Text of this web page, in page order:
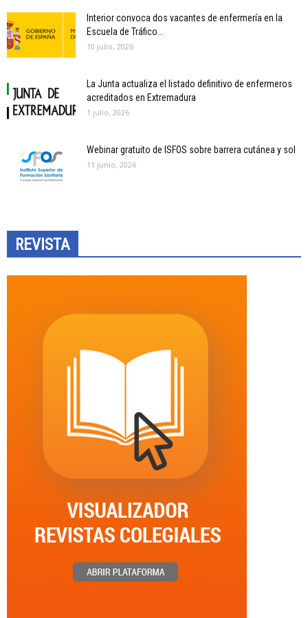
Interior convoca dos vacantes de enfermería en la
Escuela de Tráfico...
10 julio, 2026
La Junta actualiza el listado definitivo de enfermeros
acreditados en Extremadura
1 julio, 2026
Webinar gratuito de ISFOS sobre barrera cutánea y sol
11 junio, 2026
REVISTA